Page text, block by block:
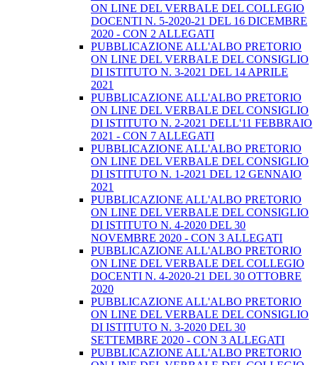
ON LINE DEL VERBALE DEL COLLEGIO
DOCENTI N. 5-2020-21 DEL 16 DICEMBRE
2020 - CON 2 ALLEGATI
PUBBLICAZIONE ALL'ALBO PRETORIO
ON LINE DEL VERBALE DEL CONSIGLIO
DI ISTITUTO N. 3-2021 DEL 14 APRILE
2021
PUBBLICAZIONE ALL'ALBO PRETORIO
ON LINE DEL VERBALE DEL CONSIGLIO
DI ISTITUTO N. 2-2021 DELL'11 FEBBRAIO
2021 - CON 7 ALLEGATI
PUBBLICAZIONE ALL'ALBO PRETORIO
ON LINE DEL VERBALE DEL CONSIGLIO
DI ISTITUTO N. 1-2021 DEL 12 GENNAIO
2021
PUBBLICAZIONE ALL'ALBO PRETORIO
ON LINE DEL VERBALE DEL CONSIGLIO
DI ISTITUTO N. 4-2020 DEL 30
NOVEMBRE 2020 - CON 3 ALLEGATI
PUBBLICAZIONE ALL'ALBO PRETORIO
ON LINE DEL VERBALE DEL COLLEGIO
DOCENTI N. 4-2020-21 DEL 30 OTTOBRE
2020
PUBBLICAZIONE ALL'ALBO PRETORIO
ON LINE DEL VERBALE DEL CONSIGLIO
DI ISTITUTO N. 3-2020 DEL 30
SETTEMBRE 2020 - CON 3 ALLEGATI
PUBBLICAZIONE ALL'ALBO PRETORIO